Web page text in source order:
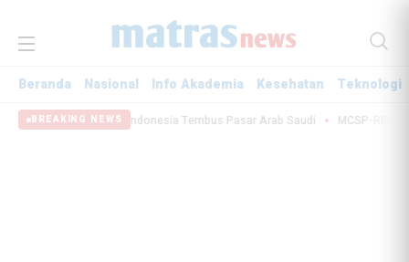
Beranda Nasional Info Akademia Kesehatan Teknologi
BREAKING NEWS
Camilan Indonesia Tembus Pasar Arab Saudi MCSP-RBS: